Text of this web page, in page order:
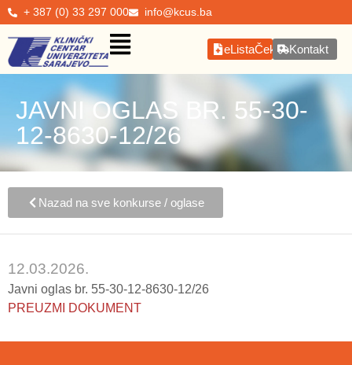
+ 387 (0) 33 297 000 info@kcus.ba
eListaČekanjaKontakt
JAVNI OGLAS BR. 55-30-
12-8630-12/26
Nazad na sve konkurse / oglase
12.03.2026.
Javni oglas br. 55-30-12-8630-12/26
PREUZMI DOKUMENT